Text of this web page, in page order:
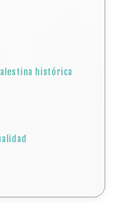
conmemoró el
la inauguración de
del cineasta